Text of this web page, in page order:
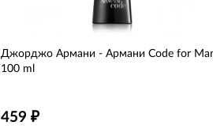
Джорджо Армани - Армани Code for
100 ml
459